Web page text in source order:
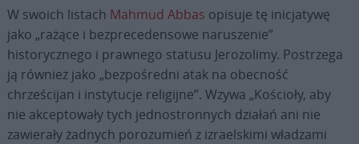
W swoich listach Mahmud Abbas opisuje tę inicjatywę
jako „rażące i bezprecedensowe naruszenie”
historycznego i prawnego statusu Jerozolimy. Postrzega
ją również jako „bezpośredni atak na obecność
chrześcijan i instytucje religijne”. Wzywa „Kościoły, aby
nie akceptowały tych jednostronnych działań ani nie
zawierały żadnych porozumień z izraelskimi władzami